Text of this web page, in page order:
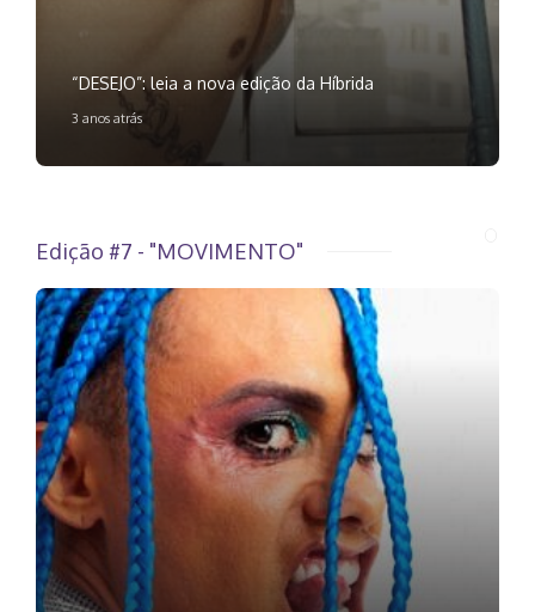
“DESEJO”: leia a nova edição da Híbrida
3 anos atrás
Edição #7 - "MOVIMENTO"